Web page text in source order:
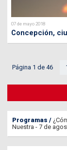
07 de mayo 2018
Concepción,
Página 1 de 46
Programas
Nuestra - 7 de